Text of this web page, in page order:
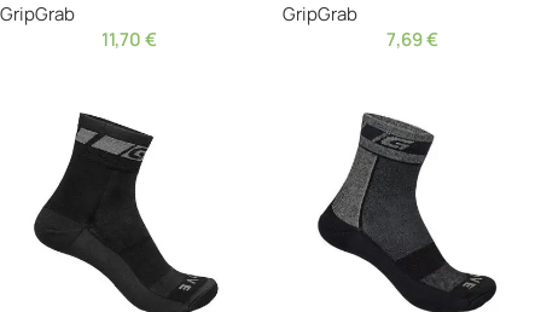
GripGrab
11,70€
GripGrab
7,69€